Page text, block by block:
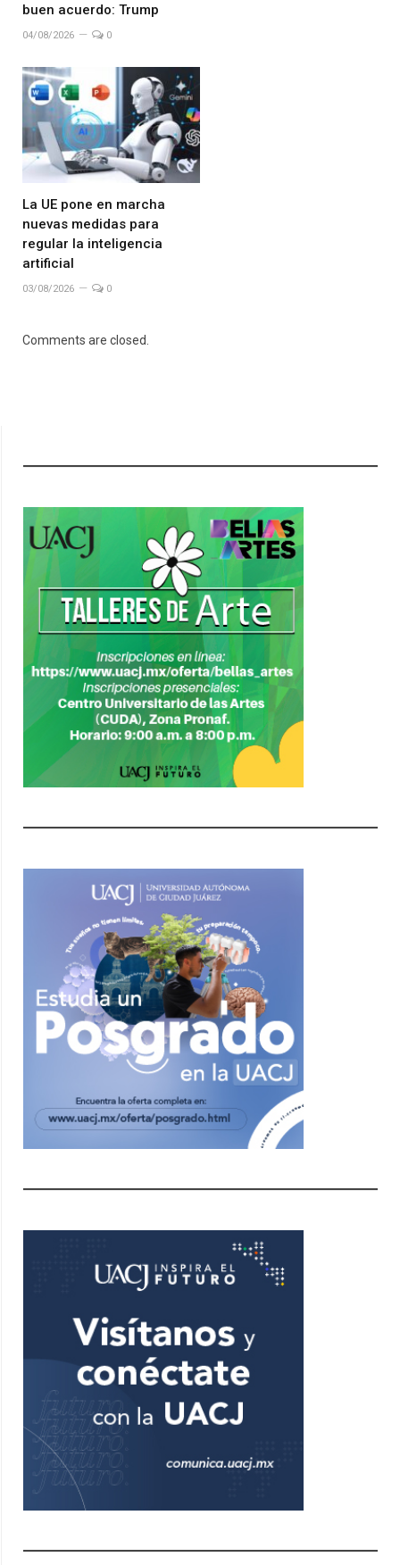
buen acuerdo: Trump
04/08/2026 0
La UE pone en marcha
nuevas medidas para
regular la inteligencia
artificial
03/08/2026 0
Comments are closed.